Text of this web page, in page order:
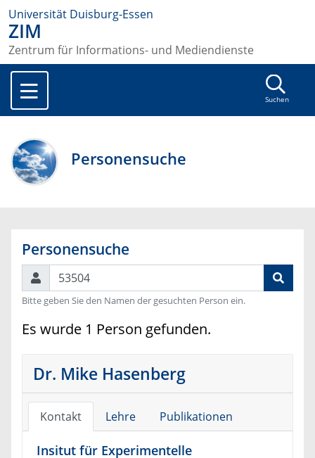
Universität Duisburg-Essen
ZIM
Zentrum für Informations- und Mediendienste
Suchen
Personensuche
Personensuche
Suchen
Bitte geben Sie den Namen der gesuchten Person ein.
Es wurde 1 Person gefunden.
Dr. Mike Hasenberg
Kontakt Lehre Publikationen
Insitut für Experimentelle